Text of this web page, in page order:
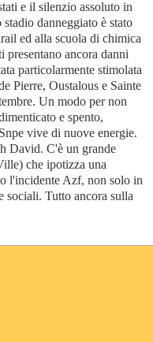
e il silenzio assoluto in
danneggiato è stato
ed alla scuola di chimica
ancora danni
particolarmente stimolata
Pierre, Oustalous e Sainte
Un modo per non
e spento,
vive di nuove energie.
David. C'è un grande
che ipotizza una
l'incidente Azf, non solo in
sociali. Tutto ancora sulla